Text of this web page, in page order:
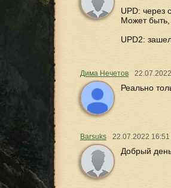
UPD: через
Может
UPD2:
Дима Нечетов 22.07.2022
Реально
Barsuks 22.07.2022 16:51
Добрый